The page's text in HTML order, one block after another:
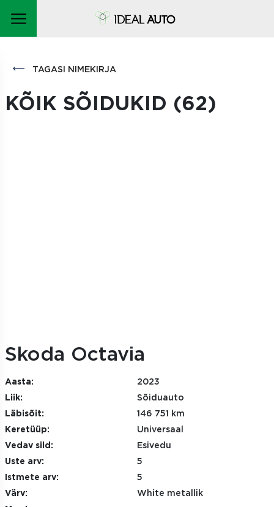
TAGASI NIMEKIRJA
KÕIK SÕIDUKID (62)
Skoda Octavia
Aasta:
2023
Liik:
Sõiduauto
Läbisõit:
146 751 km
Keretüüp:
Universaal
Vedav sild:
Esivedu
Uste arv:
5
Istmete arv:
5
Värv:
White metallik